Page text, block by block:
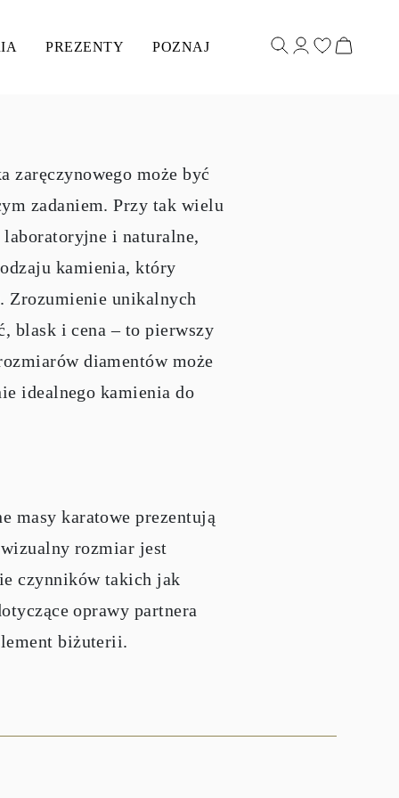
PREZENTY POZNAJ
zaręczynowego może być
zadaniem. Przy tak wielu
i naturalne,
kamienia, który
Zrozumienie unikalnych
blask i cena – to pierwszy
diamentów może
idealnego kamienia do
masy karatowe prezentują
rozmiar jest
czynników takich jak
oprawy partnera
biżuterii.